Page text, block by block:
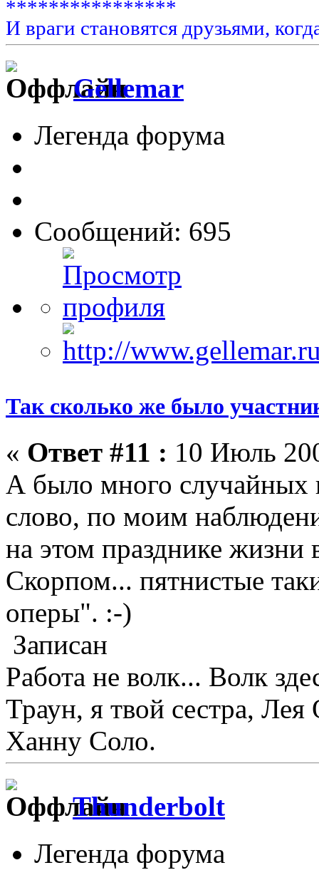
****************
И враги становятся друзьями,
Gellemar
Легенда форума
Сообщений: 695
Так сколько же было
« Ответ #11 : 10 Июль
А было много случайных
слово, по моим
на этом празднике жизни
Скорпом... пятнистые
оперы". :-)
Записан
Работа не волк... Волк
Траун, я твой сестра,
Ханну Соло.
Thunderbolt
Легенда форума